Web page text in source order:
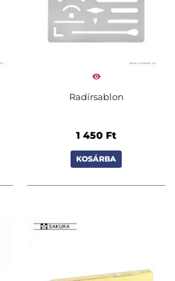
Radírsablon
1 450 Ft
KOSÁRBA